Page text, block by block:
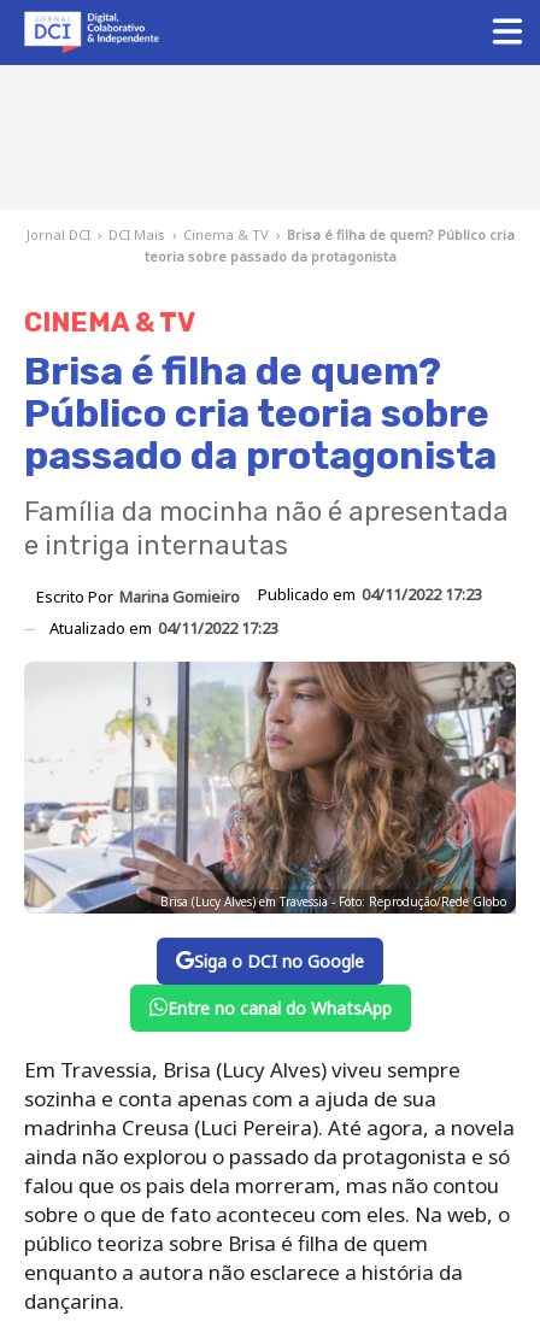
Jornal DCI › DCI Mais › Cinema & TV › Brisa é filha de quem? Público cria
teoria sobre passado da protagonista
CINEMA & TV
Brisa é filha de quem?
Público cria teoria sobre
passado da protagonista
Família da mocinha não é apresentada
e intriga internautas
Escrito Por Marina Gomieiro Publicado em 04/11/2022 17:23
Atualizado em 04/11/2022 17:23
Brisa (Lucy Alves) em Travessia - Foto: Reprodução/Rede Globo
Siga o DCI no Google
Entre no canal do WhatsApp
Em Travessia, Brisa (Lucy Alves) viveu sempre
sozinha e conta apenas com a ajuda de sua
madrinha Creusa (Luci Pereira). Até agora, a novela
ainda não explorou o passado da protagonista e só
falou que os pais dela morreram, mas não contou
sobre o que de fato aconteceu com eles. Na web, o
público teoriza sobre Brisa é filha de quem
enquanto a autora não esclarece a história da
dançarina.